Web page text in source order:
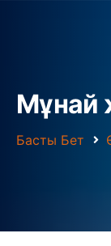
Мұнай
Басты Бет